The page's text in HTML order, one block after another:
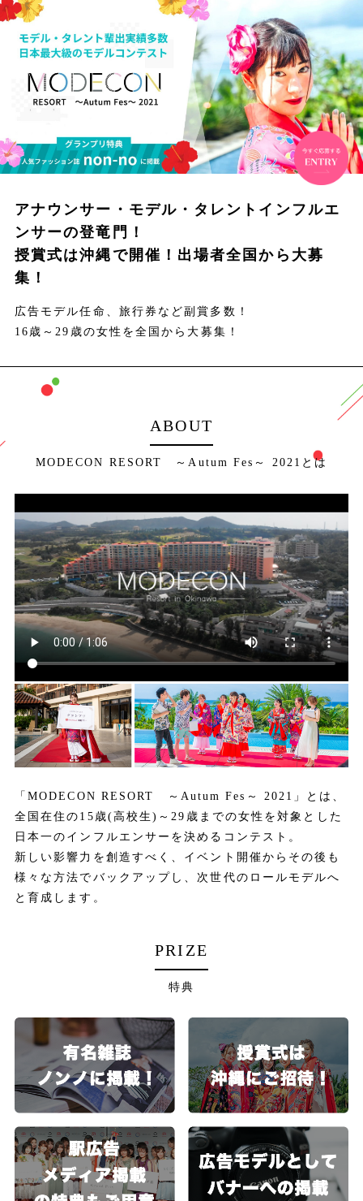
アナウンサー・モデル・タレント インフルエ
ンサーの登竜門！
授賞式は沖縄で開催！出場者全国から大募
集！
広告モデル任命、旅行券など副賞多数！
16歳～29歳の女性を全国から大募集！
ABOUT
MODECON RESORT ～Autum Fes～ 2021とは
「MODECON RESORT ～Autum Fes～ 2021」とは、
全国在住の15歳(高校生)～29歳までの女性を対象とした
日本一のインフルエンサーを決めるコンテスト。
新しい影響力を創造すべく、イベント開催からその後も
様々な方法でバックアップし、次世代のロールモデルへ
と育成します。
PRIZE
特典